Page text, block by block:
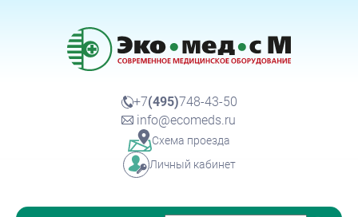
+7(495)748-43-50
info@ecomeds.ru
Схема проезда
Личный кабинет